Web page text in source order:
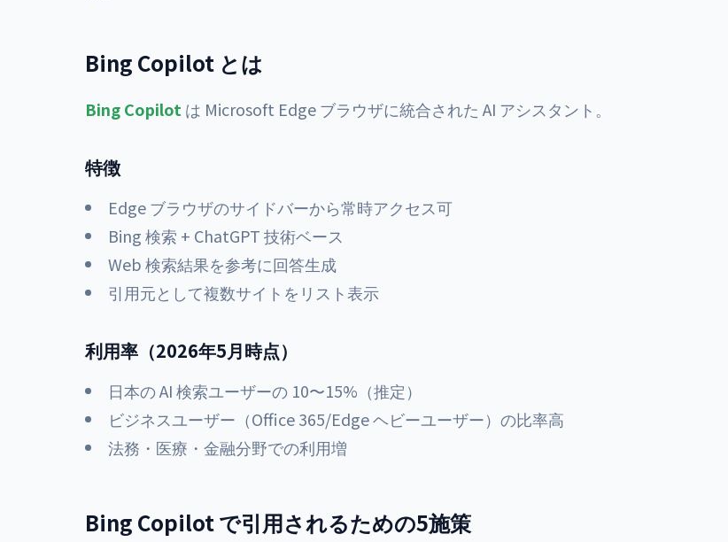
Bing Copilot とは
Bing Copilot は Microsoft Edge ブラウザに統合された AI アシスタント。
特徴
Edge ブラウザのサイドバーから常時アクセス可
Bing 検索 + ChatGPT 技術ベース
Web 検索結果を参考に回答生成
引用元として複数サイトをリスト表示
利用率（2026年5月時点）
日本の AI 検索ユーザーの 10〜15%（推定）
ビジネスユーザー（Office 365/Edge ヘビーユーザー）の比率高
法務・医療・金融分野での利用増
Bing Copilot で引用されるための5施策